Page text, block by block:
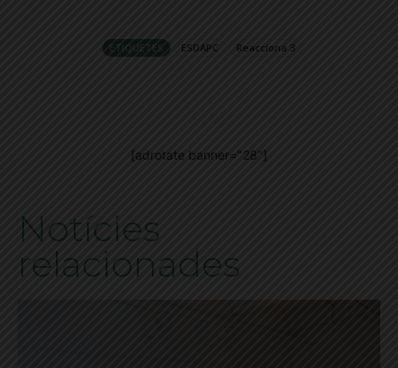
ETIQUETES ESDAPC Reacciona 3
[adrotate banner="28"]
Notícies
relacionades